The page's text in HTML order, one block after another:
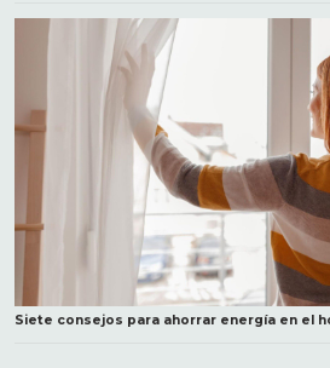
Siete consejos para ahorrar energía en el